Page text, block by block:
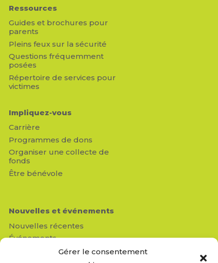
Gérer le consentement
Ressources
Guides et brochures pour
parents
Pleins feux sur la sécurité
Questions fréquemment
posées
Répertoire de services pour
victimes
Impliquez-vous
Carrière
Programmes de dons
Organiser une collecte de
fonds
Être bénévole
Nouvelles et événements
Nouvelles récentes
Événements